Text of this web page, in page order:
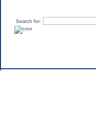
Search for: